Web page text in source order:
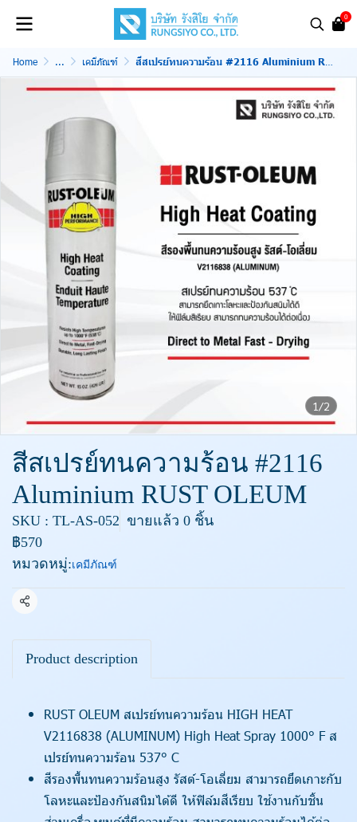
0
Home ... เคมีภัณฑ์ สีสเปรย์ทนความร้อน #2116 Aluminium RUST OLEUM
1/2
สีสเปรย์ทนความร้อน #2116
Aluminium RUST OLEUM
SKU : TL-AS-052 ขายแล้ว 0 ชิ้น
฿570
หมวดหมู่:เคมีภัณฑ์
แชร์
Product description
RUST OLEUM สเปรย์ทนความร้อน HIGH HEAT
V2116838 (ALUMINUM) High Heat Spray 1000° F ส
เปรย์ทนความร้อน 537° C
สีรองพื้นทนความร้อนสูง รัสต์-โอเลี่ยม สามารถยึดเกาะกับ
โลหะและป้องกันสนิมได้ดี ให้ฟิล์มสีเรียบ ใช้งานกับชิ้น